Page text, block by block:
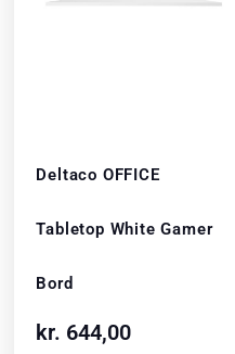
Deltaco OFFICE
Tabletop White Gamer
Bord
kr. 644,00